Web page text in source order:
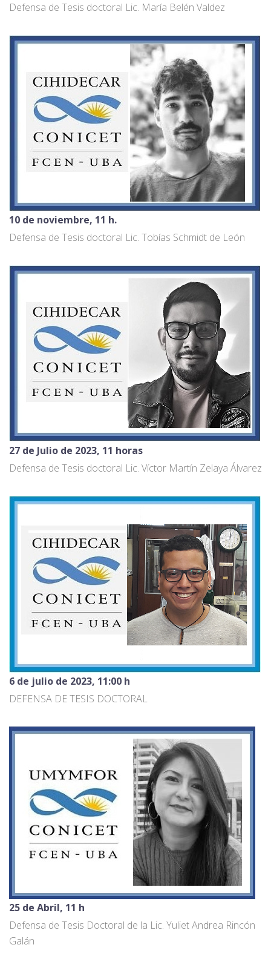
Defensa de Tesis doctoral Lic. María Belén Valdez
10 de noviembre, 11 h.
Defensa de Tesis doctoral Lic. Tobías Schmidt de León
27 de Julio de 2023, 11 horas
Defensa de Tesis doctoral Lic. Víctor Martín Zelaya Álvarez
6 de julio de 2023, 11:00 h
DEFENSA DE TESIS DOCTORAL
25 de Abril, 11 h
Defensa de Tesis Doctoral de la Lic. Yuliet Andrea Rincón
Galán